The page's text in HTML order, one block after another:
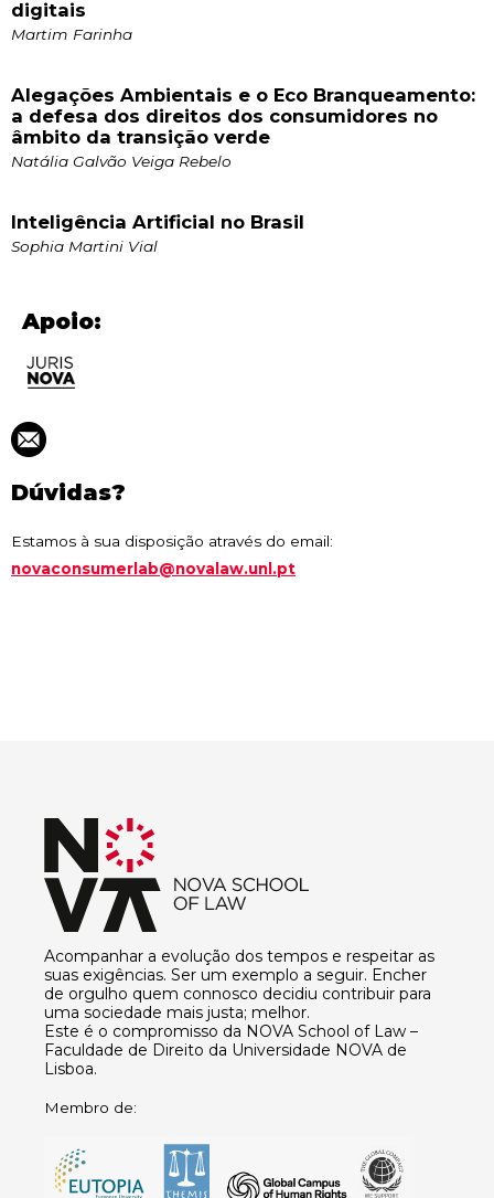
digitais
Martim Farinha
Alegações Ambientais e o Eco Branqueamento:
a defesa dos direitos dos consumidores no
âmbito da transição verde
Natália Galvão Veiga Rebelo
Inteligência Artificial no Brasil
Sophia Martini Vial
Apoio:
Dúvidas?
Estamos à sua disposição através do email:
novaconsumerlab@novalaw.unl.pt
Acompanhar a evolução dos tempos e respeitar as
suas exigências. Ser um exemplo a seguir. Encher
de orgulho quem connosco decidiu contribuir para
uma sociedade mais justa; melhor.
Este é o compromisso da NOVA School of Law –
Faculdade de Direito da Universidade NOVA de
Lisboa.
Membro de: